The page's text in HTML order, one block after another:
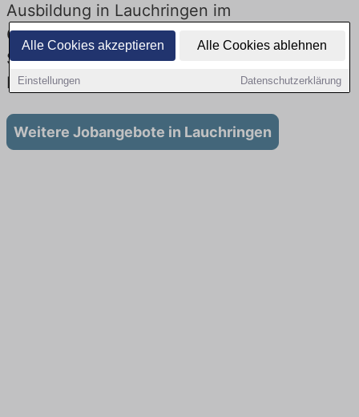
Alle Cookies akzeptieren Alle Cookies ablehnen
Einstellungen Datenschutzerklärung
Ausbildung in Lauchringen im
Gesundheitswesen: Aktuell gibt es keine
Stellenangebote für Ausbildung in
Lauchringen
Weitere Jobangebote in Lauchringen